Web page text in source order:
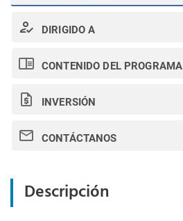
DIRIGIDO A
CONTENIDO DEL PROGRAMA
INVERSIÓN
CONTÁCTANOS
Descripción